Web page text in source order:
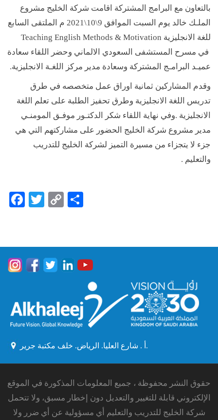
بالتعاون مع البرامج المشتركة اقامت شركة الخليج مشروع
الملـك خالد يوم السبت الموافق 9\10\2021 م الملتقى السابع
للغة الانجليزية Teaching English Methods & Motivation
في مسرح المستشفى السعودي الالماني وحضر اللقاء سعادة
عميـد البرامـج المشتركة وسعادة مدير مركز اللغـة الانجليزية.
وقدم المشاركين ثمانية اوراق عمل متخصصه في طرق
تدريس اللغة الانجليزية وطرق تحفيز الطلبة على تعلم اللغة
الانجليزية .وفي نهاية اللقاء شكر الدكتـور موفـق المومنـي
مدير مشروع شركة الخليج الحضور على مشاركتهم التي هي
جزء لا يتجزاء من مسيرة التميز لشركة الخليج للتدريب
والتعليم .
Facebook
TwitterCopy
حقوق النشر محفوظة ، جميع المعلومات المذكورة في الموقع
الإلكتروني قابلة للتغيير والتعديل دون إخطار مسبق، ولا تتحمل
شركة الخليج للتدريب والتعليم أي مسؤولية عن أي ضرر ولا